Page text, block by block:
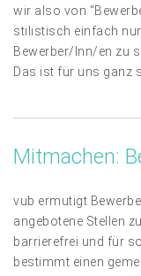
wir also von
stilistisch einfach
Bewerber/Inn/en zu
Das ist für uns ganz
Mitmachen:
vub ermutigt
angebotene Stellen
barrierefrei und für
bestimmt einen